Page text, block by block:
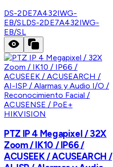
DS-2DE7A432IWG-
EB/SLDS-2DE7A432IWG-
EB/SL
HIKVISION
PTZ IP 4 Megapixel / 32X
Zoom / IK10 / IP66 /
ACUSEEK / ACUSEARCH /